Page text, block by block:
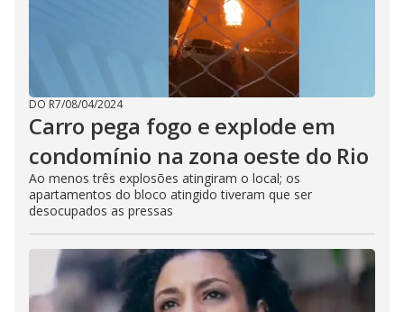
DO R7/08/04/2024
Carro pega fogo e explode em
condomínio na zona oeste do Rio
Ao menos três explosões atingiram o local; os
apartamentos do bloco atingido tiveram que ser
desocupados as pressas